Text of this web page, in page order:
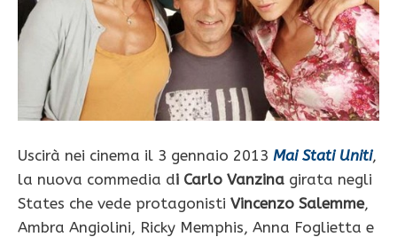
Uscirà nei cinema il 3 gennaio 2013 Mai Stati Uniti,
la nuova commedia di Carlo Vanzina girata negli
States che vede protagonisti Vincenzo Salemme,
Ambra Angiolini, Ricky Memphis, Anna Foglietta e